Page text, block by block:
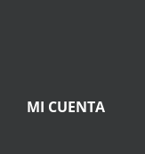
MI CUENTA